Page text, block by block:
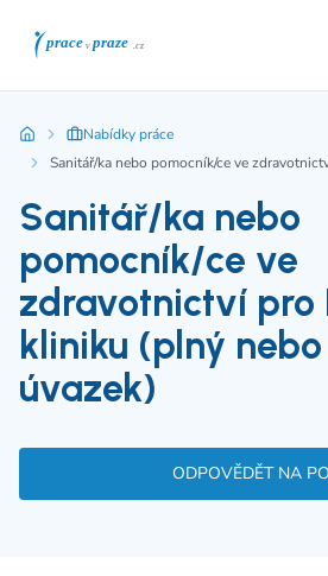
Nabídky práce
Sanitář/ka nebo
pomocník/ce ve
zdravotnictví pro
kliniku (plný
úvazek)
ODPOVĚDĚT NA